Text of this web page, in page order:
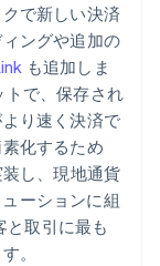
で新しい決済
ングや追加の
も追加しま
トで、保存され
り速く決済で
化するため
装し、現地通貨
ーションに組
と取引に最も
。